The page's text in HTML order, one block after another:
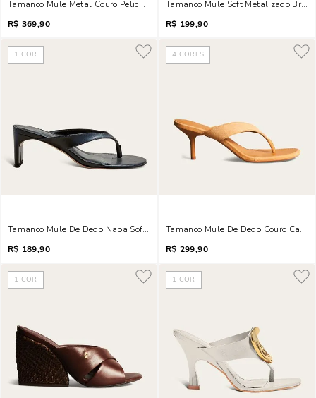
Tamanco Mule Metal Couro Pelica Soft Salto Taça Off White
R$ 369,90
Tamanco Mule Soft Metalizado
R$ 199,90
1 COR
Tamanco Mule De Dedo Napa Soft Salto Lâmina Preto
R$ 189,90
4 CORES
Tamanco Mule De Dedo Couro
R$ 299,90
1 COR 1 COR